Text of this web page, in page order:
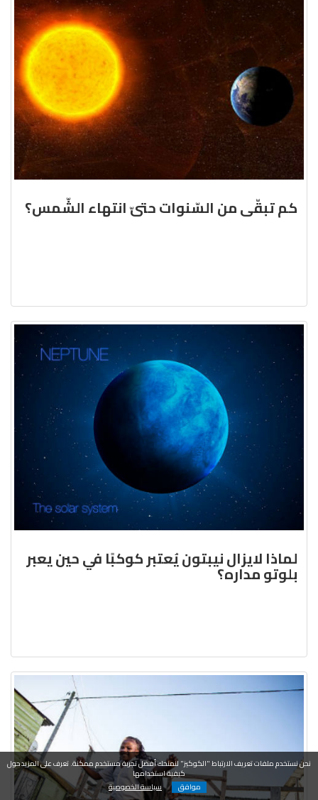
كم تبقّى من السّنوات حتىّ انتهاء الشّمس؟
لماذا لايزال نيبتون يُعتبر كوكبًا في حين يعبر
بلوتو مداره؟
نحن نستخدم ملفات تعريف الارتباط "الكوكيز" لنمنحك أفضل تجربة مستخدم ممكنة. تعرف على المزيد حول
كيفية استخدامها
موافق
سياسة الخصوصية